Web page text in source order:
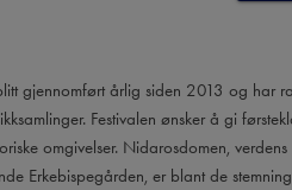
gjennomført årlig siden 2013 og har
Festivalen ønsker å gi
omgivelser. Nidarosdomen,
Erkebispegården, er blant de